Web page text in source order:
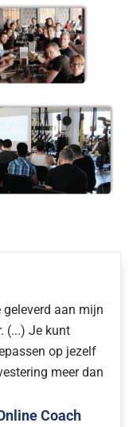
geleverd aan mijn
(...) Je kunt
op jezelf
meer dan
Coach